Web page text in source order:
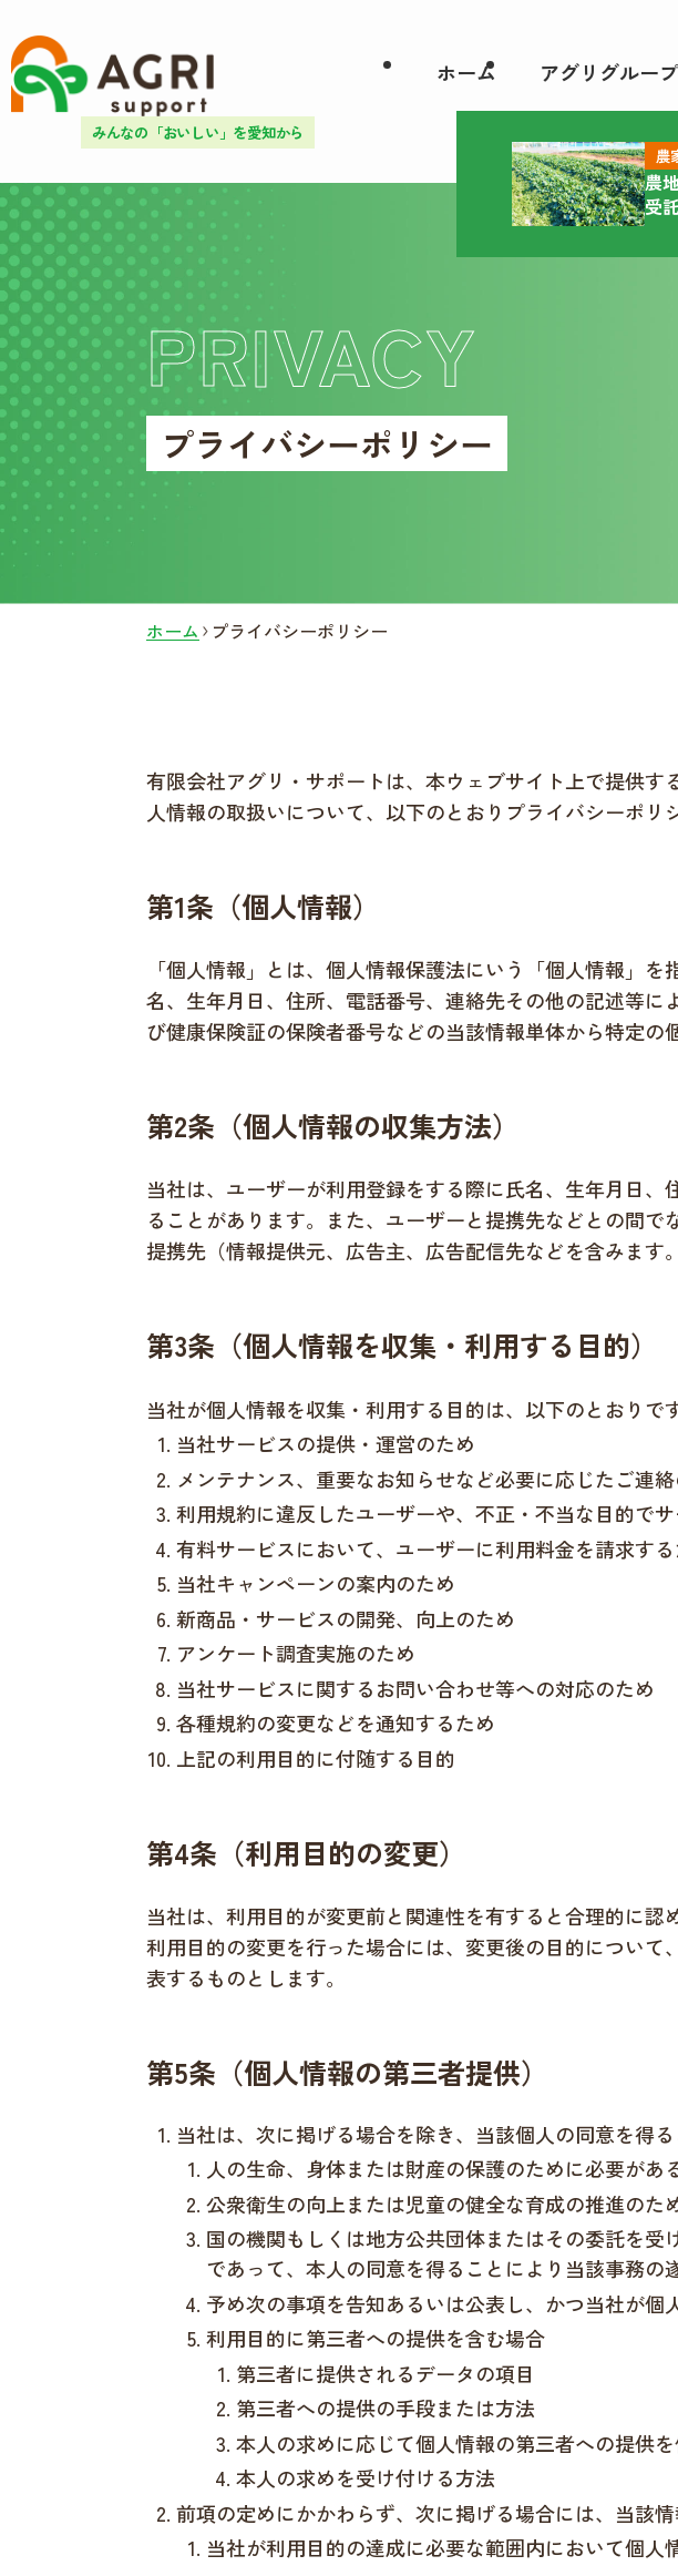
みんなの「おいしい」を愛知から
ホーム アグリグルー
農
受
農
プライバシーポリシー
PRIVACY
ホーム プライバシーポリシー
有限会社アグリ・サポートは、本ウェブサイト上で提供
人情報の取扱いについて、以下のとおりプライバシーポリ
第1条（個人情報）
「個人情報」とは、個人情報保護法にいう「個人情報」
名、生年月日、住所、電話番号、連絡先その他の記述等
び健康保険証の保険者番号などの当該情報単体から特定の
第2条（個人情報の収集方法）
当社は、ユーザーが利用登録をする際に氏名、生年月日
ることがあります。また、ユーザーと提携先などとの間
提携先（情報提供元、広告主、広告配信先などを含みます
第3条（個人情報を収集・利用する目的）
当社が個人情報を収集・利用する目的は、以下のとおりです
当社サービスの提供・運営のため
メンテナンス、重要なお知らせなど必要に応じたご連
利用規約に違反したユーザーや、不正・不当な目的で
有料サービスにおいて、ユーザーに利用料金を請求す
当社キャンペーンの案内のため
新商品・サービスの開発、向上のため
アンケート調査実施のため
当社サービスに関するお問い合わせ等への対応のため
各種規約の変更などを通知するため
上記の利用目的に付随する目的
第4条（利用目的の変更）
当社は、利用目的が変更前と関連性を有すると合理的に認
利用目的の変更を行った場合には、変更後の目的につい
表するものとします。
第5条（個人情報の第三者提供）
当社は、次に掲げる場合を除き、当該個人の同意を得
人の生命、身体または財産の保護のために必要が
公衆衛生の向上または児童の健全な育成の推進の
国の機関もしくは地方公共団体またはその委託を
であって、本人の同意を得ることにより当該事務の
予め次の事項を告知あるいは公表し、かつ当社が個
利用目的に第三者への提供を含む場合
第三者に提供されるデータの項目
第三者への提供の手段または方法
本人の求めに応じて個人情報の第三者への提供
本人の求めを受け付ける方法
前項の定めにかかわらず、次に掲げる場合には、当該
当社が利用目的の達成に必要な範囲内において個